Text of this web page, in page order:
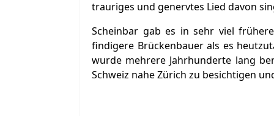
trauriges und genervtes Lied davon
Scheinbar gab es in sehr viel
findigere Brückenbauer als es
wurde mehrere Jahrhunderte lang
Schweiz nahe Zürich zu besichtigen